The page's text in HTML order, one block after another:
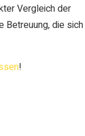
Vergleich der
Betreuung, die sich
!